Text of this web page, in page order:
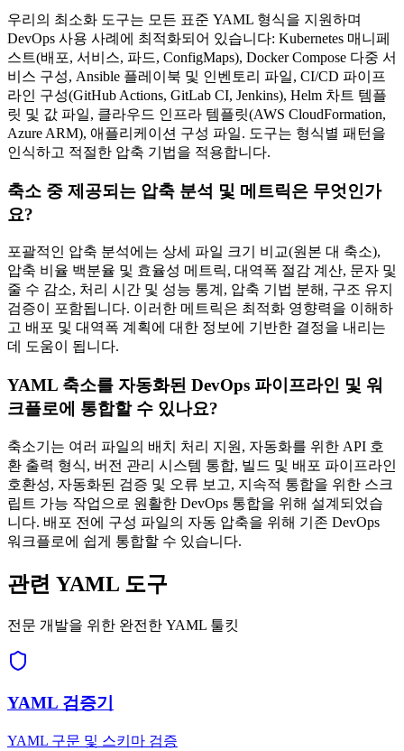
우리의 최소화 도구는 모든 표준 YAML 형식을 지원하며
DevOps 사용 사례에 최적화되어 있습니다: Kubernetes 매니페
스트(배포, 서비스, 파드, ConfigMaps), Docker Compose 다중 서
비스 구성, Ansible 플레이북 및 인벤토리 파일, CI/CD 파이프
라인 구성(GitHub Actions, GitLab CI, Jenkins), Helm 차트 템플
릿 및 값 파일, 클라우드 인프라 템플릿(AWS CloudFormation,
Azure ARM), 애플리케이션 구성 파일. 도구는 형식별 패턴을
인식하고 적절한 압축 기법을 적용합니다.
축소 중 제공되는 압축 분석 및 메트릭은 무엇인가
요?
포괄적인 압축 분석에는 상세 파일 크기 비교(원본 대 축소),
압축 비율 백분율 및 효율성 메트릭, 대역폭 절감 계산, 문자 및
줄 수 감소, 처리 시간 및 성능 통계, 압축 기법 분해, 구조 유지
검증이 포함됩니다. 이러한 메트릭은 최적화 영향력을 이해하
고 배포 및 대역폭 계획에 대한 정보에 기반한 결정을 내리는
데 도움이 됩니다.
YAML 축소를 자동화된 DevOps 파이프라인 및 워
크플로에 통합할 수 있나요?
축소기는 여러 파일의 배치 처리 지원, 자동화를 위한 API 호
환 출력 형식, 버전 관리 시스템 통합, 빌드 및 배포 파이프라인
호환성, 자동화된 검증 및 오류 보고, 지속적 통합을 위한 스크
립트 가능 작업으로 원활한 DevOps 통합을 위해 설계되었습
니다. 배포 전에 구성 파일의 자동 압축을 위해 기존 DevOps
워크플로에 쉽게 통합할 수 있습니다.
관련 YAML 도구
전문 개발을 위한 완전한 YAML 툴킷
YAML 검증기
YAML 구문 및 스키마 검증